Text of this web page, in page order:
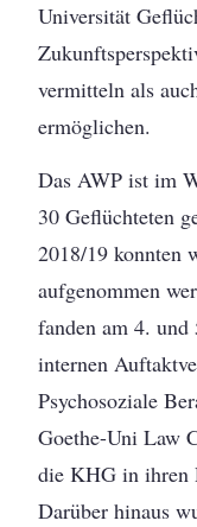
Universität
vermitteln als
ermöglichen.
Das AWP ist im
30 Geflüchteten
2018/19 konnten
aufgenommen
fanden am 4.
internen
Psychosoziale
Goethe-Uni Law
die KHG in ihren
Darüber hinaus